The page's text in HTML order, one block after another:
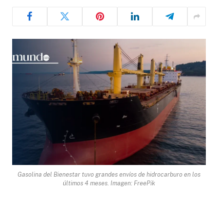
Gasolina del Bienestar tuvo grandes envíos de hidrocarburo en los
últimos 4 meses. Imagen: FreePik